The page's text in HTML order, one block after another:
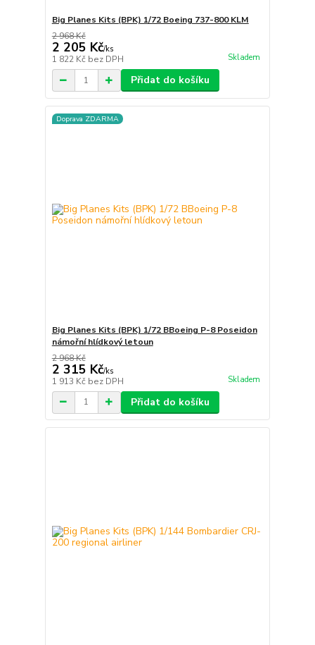
Big Planes Kits (BPK) 1/72 Boeing 737-800 KLM
2 968 Kč
2 205 Kč/ks
1 822 Kč bez DPH Skladem
Přidat do košíku
Doprava ZDARMA
Big Planes Kits (BPK) 1/72 BBoeing P-8 Poseidon
námořní hlídkový letoun
2 968 Kč
2 315 Kč/ks
1 913 Kč bez DPH Skladem
Přidat do košíku